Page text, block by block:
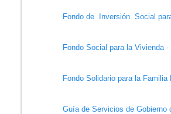
Fondo de Inversión Social
Fondo Social para la Vivienda
Fondo Solidario para la
Guía de Servicios de Gobierno